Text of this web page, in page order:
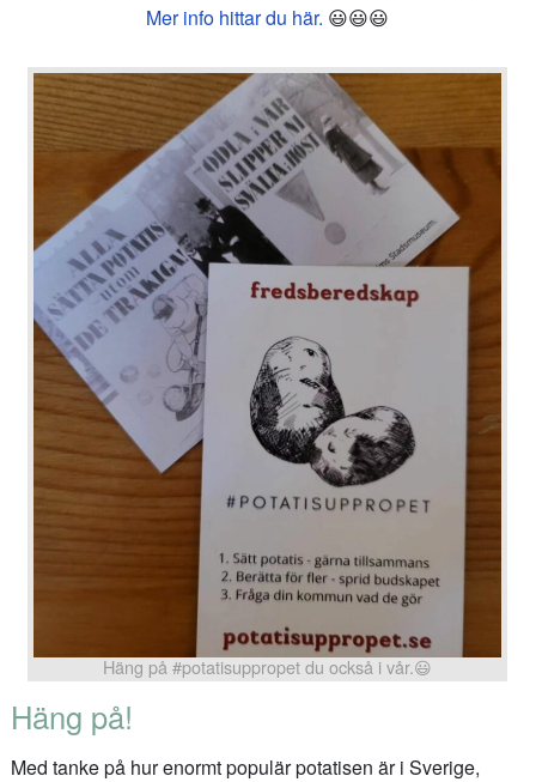
Mer info hittar du här. 😃😃😃
Häng på #potatisuppropet du också i vår.😃
Häng på!
Med tanke på hur enormt populär potatisen är i Sverige,